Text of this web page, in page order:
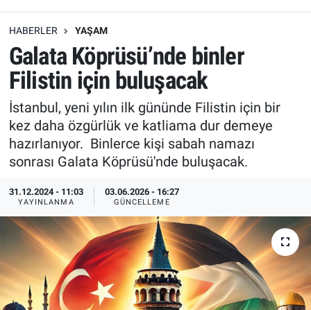
HABERLER YAŞAM
Galata Köprüsü’nde binler
Filistin için buluşacak
İstanbul, yeni yılın ilk gününde Filistin için bir
kez daha özgürlük ve katliama dur demeye
hazırlanıyor. Binlerce kişi sabah namazı
sonrası Galata Köprüsü'nde buluşacak.
31.12.2024 - 11:03
YAYINLANMA
03.06.2026 - 16:27
GÜNCELLEME
Erişim Bilgileri
Ekonomi
Trend
Özel Haberler
Yazarlar
Erişim Bilgileri
Spor
Ekonomi
Dünya
Medya
Özel Haberler
Kadın
Erişim Bilgileri
Erişim Bilgileri
Tüm Manşetler
Son Dakika Haberleri
Haber Arşivi